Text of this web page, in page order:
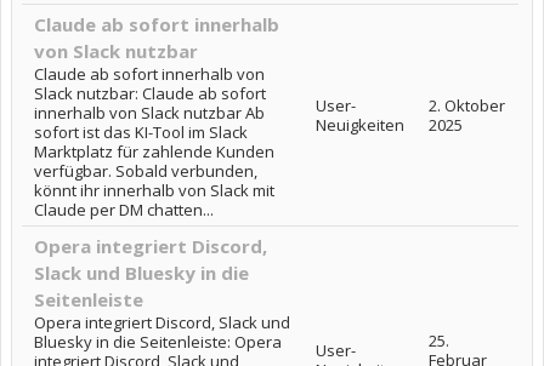
Claude ab sofort innerhalb
von Slack nutzbar
Claude ab sofort innerhalb von
Slack nutzbar: Claude ab sofort
innerhalb von Slack nutzbar Ab
sofort ist das KI-Tool im Slack
Marktplatz für zahlende Kunden
verfügbar. Sobald verbunden,
könnt ihr innerhalb von Slack mit
Claude per DM chatten...
User-
Neuigkeiten
2. Oktober
2025
Opera integriert Discord,
Slack und Bluesky in die
Seitenleiste
Opera integriert Discord, Slack und
Bluesky in die Seitenleiste: Opera
integriert Discord, Slack und
User-
25.
Februar